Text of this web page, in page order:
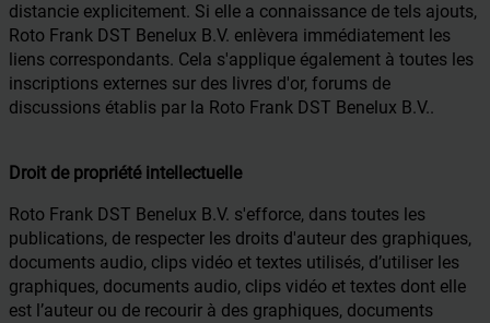
distancie explicitement. Si elle a connaissance de tels ajouts,
Roto Frank DST Benelux B.V. enlèvera immédiatement les
liens correspondants. Cela s'applique également à toutes les
inscriptions externes sur des livres d'or, forums de
discussions établis par la Roto Frank DST Benelux B.V..
Droit de propriété intellectuelle
Roto Frank DST Benelux B.V. s'efforce, dans toutes les
publications, de respecter les droits d'auteur des graphiques,
documents audio, clips vidéo et textes utilisés, d’utiliser les
graphiques, documents audio, clips vidéo et textes dont elle
est l’auteur ou de recourir à des graphiques, documents